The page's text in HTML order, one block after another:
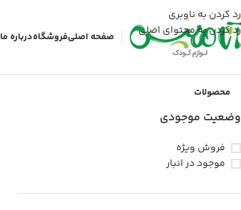
رد کردن به ناوبری
رد کردن به محتوای اصلی
صفحه اصلیفروشگاهدرباره ما
محصولات
وضعیت موجودی
فروش ویژه
موجود در انبار